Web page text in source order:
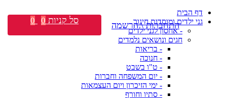
דף הבית
גני ילדים ומוסדות חינוך
- אחסון לגני ילדים
חגים ונושאים נלמדים
- בריאות
- חנוכה
- ט"ו בשבט
- יום המשפחה וחברות
- ימי הזיכרון ויום העצמאות
- סתיו וחורף
התחברות \ הרשמה סל קניות 0
0